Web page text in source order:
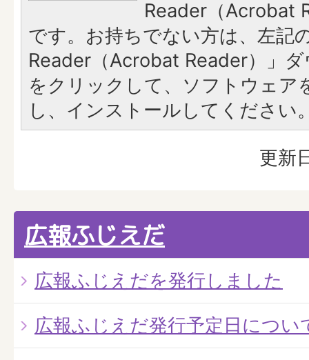
Reader（Acrobat
です。お持ちでない方は、左記
Reader（Acrobat Reader）」
をクリックして、ソフトウェア
し、インストールしてください
更新
広報ふじえだ
広報ふじえだを発行しました
広報ふじえだ発行予定日につい